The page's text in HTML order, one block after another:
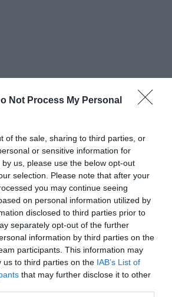
Not Process My Personal
of the sale, sharing to third parties, or
or sensitive information for
us, please use the below opt-out
selection. Please note that after your
you may continue seeing
on personal information utilized by
disclosed to third parties prior to
separately opt-out of the further
information by third parties on the
participants. This information may
us to third parties on the IAB’s List of
that may further disclose it to other